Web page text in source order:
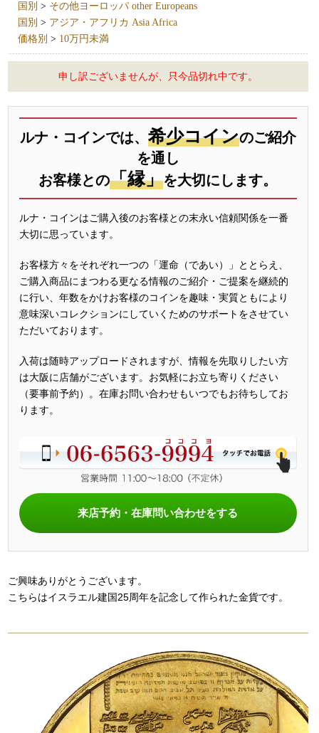
国別 > その他ヨーロッパ other Europeans
国別 > アジア・アフリカ Asia Africa
価格別 > 10万円未満
申し訳ございませんが、只今品切れ中です。
ルナ・コインでは、 希少コインのご紹介
を通し
お客様との「縁」を大切にします。
ルナ・コインはご購入後のお客様との末永い信頼関係を一番
大切に思っています。
お客様方々をそれぞれ一つの「運命（であい）」ととらえ、
ご購入商品にまつわる更なる情報のご紹介・ご提案を継続的
に行い、年数をかけお客様のコインを趣味・実質ともにより
意味深いコレクションにしていくためのサポートをさせてい
ただいております。
入荷は随時アップロードされますが、情報を先取りしたい方
は大阪に店舗がございます。お気軽にお立ち寄りください
（要事前予約）。在庫お問い合わせもいつでもお待ちしてお
ります。
来店予約・在庫問い合わせをする
ご興味ありがとうございます。
こちらはイスラエル建国25周年を記念して作られた金貨です。